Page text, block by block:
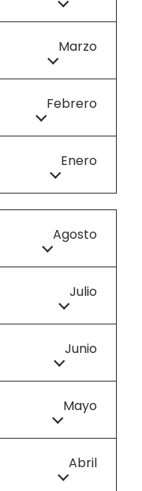
Marzo
Febrero
Enero
Agosto
Julio
Junio
Mayo
Abril